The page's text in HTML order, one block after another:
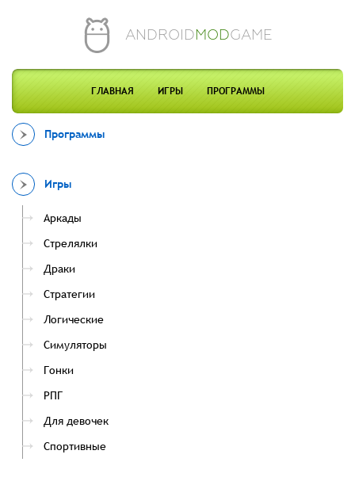
ANDROIDMODGAME
ГЛАВНАЯ ИГРЫ ПРОГРАММЫ
Программы
Игры
Аркады
Стрелялки
Драки
Стратегии
Логические
Симуляторы
Гонки
РПГ
Для девочек
Спортивные